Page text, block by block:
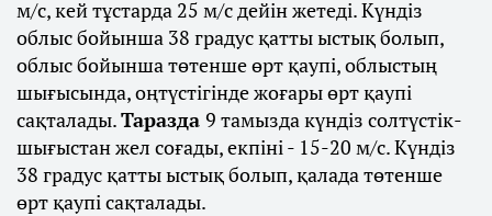
м/с, кей тұстарда 25 м/с дейін жетеді. Күндіз
облыс бойынша 38 градус қатты ыстық болып,
облыс бойынша төтенше өрт қаупі, облыстың
шығысында, оңтүстігінде жоғары өрт қаупі
сақталады.Таразда 9 тамызда күндіз солтүстік-
шығыстан жел соғады, екпіні - 15-20 м/с. Күндіз
38 градус қатты ыстық болып, қалада төтенше
өрт қаупі сақталады.